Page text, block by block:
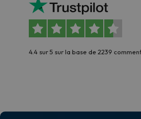
4.4 sur 5 sur la base de 2239